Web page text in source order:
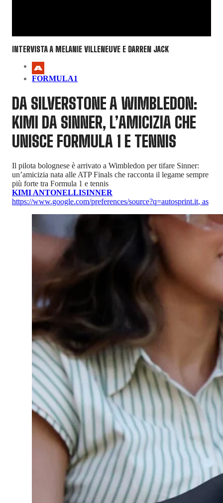
INTERVISTA A MELANIE VILLENEUVE E DARREN JACK
FORMULA1
DA SILVERSTONE A WIMBLEDON:
KIMI DA SINNER, L’AMICIZIA CHE
UNISCE FORMULA 1 E TENNIS
Il pilota bolognese è arrivato a Wimbledon per tifare Sinner:
un’amicizia nata alle ATP Finals che racconta il legame sempre
più forte tra Formula 1 e tennis
KIMI ANTONELLISINNER
https://www.google.com/preferences/source?q=autosprint.it, as